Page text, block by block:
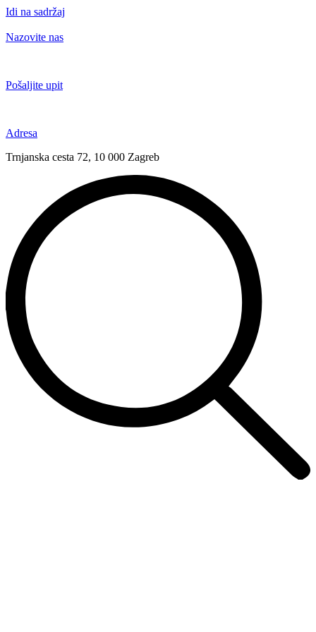
Idi na sadržaj
Nazovite nas
Pošaljite upit
Adresa
Trnjanska cesta 72, 10 000 Zagreb